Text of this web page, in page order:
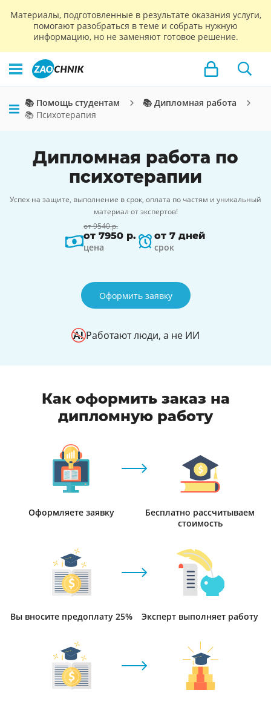
Материалы, подготовленные в результате оказания услуги,
помогают разобраться в теме и собрать нужную
информацию, но не заменяют готовое решение.
📚 Помощь студентам
📚 Дипломная работа
📚 Психотерапия
Дипломная работа по
психотерапии
Успех на защите, выполнение в срок, оплата по частям и уникальный
материал от экспертов!
от 9540 р.
от 7950 р.
цена
от 7 дней
срок
Оформить заявку
Работают люди, а не ИИ
Как оформить заказ на
дипломную работу
Оформляете заявку
Бесплатно рассчитываем
стоимость
Вы вносите предоплату 25% Эксперт выполняет работу